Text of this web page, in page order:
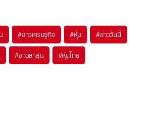
#ข่าวเศรษฐกิจ #หุ้น #ข่าววันนี้
#ข่าวล่าสุด #หุ้นไทย